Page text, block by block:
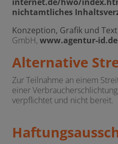
internet.de/hwo/
nichtamtliches
Konzeption, Grafik und
GmbH,www.agentur-id.de
Alternative
Zur Teilnahme an einem
einer
verpflichtet und nicht bereit.